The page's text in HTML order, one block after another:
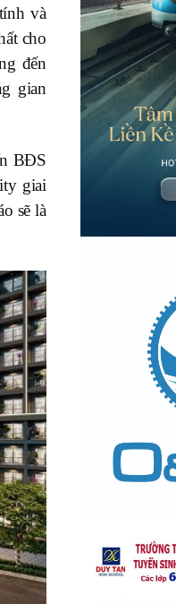
và
cho
đến
gian
BĐS
giai
sẽ là